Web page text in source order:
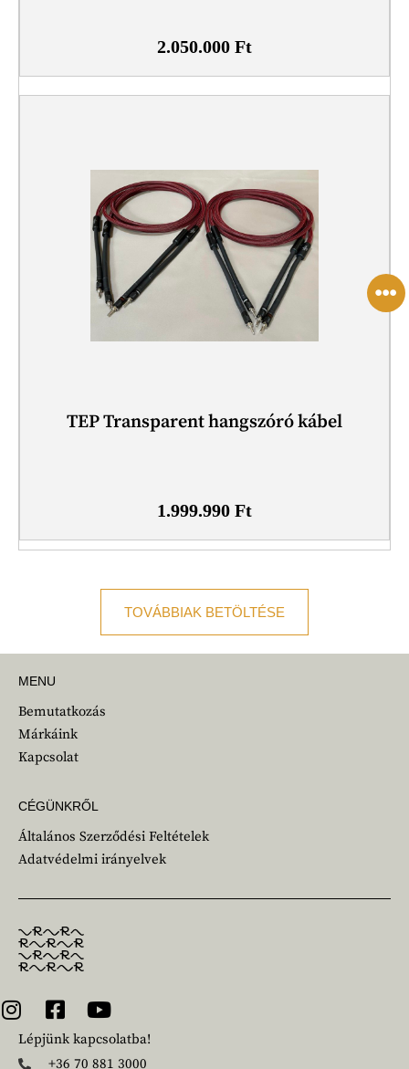
2.050.000 Ft
TEP Transparent hangszóró kábel
1.999.990 Ft
TOVÁBBIAK BETÖLTÉSE
MENU
Bemutatkozás
Márkáink
Kapcsolat
CÉGÜNKRŐL
Általános Szerződési Feltételek
Adatvédelmi irányelvek
Lépjünk kapcsolatba!
+36 70 881 3000